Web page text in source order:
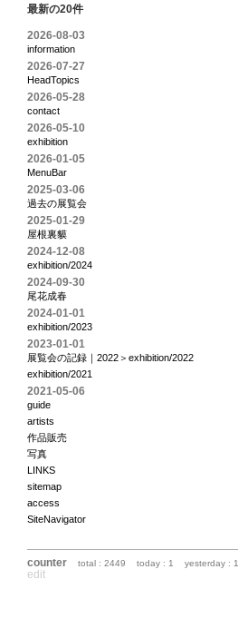
最新の20件
2026-08-03
information
2026-07-27
HeadTopics
2026-05-28
contact
2026-05-10
exhibition
2026-01-05
MenuBar
2025-03-06
過去の展覧会
2025-01-29
屋根裏貘
2024-12-08
exhibition/2024
2024-09-30
尾花成春
2024-01-01
exhibition/2023
2023-01-01
展覧会の記録｜2022＞exhibition/2022
exhibition/2021
2021-05-06
guide
artists
作品販売
写真
LINKS
sitemap
access
SiteNavigator
counter total : 2449 today : 1 yesterday : 1
edit